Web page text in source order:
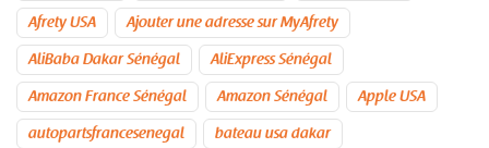
Afrety USA Ajouter une adresse sur MyAfrety
AliBaba Dakar Sénégal AliExpress Sénégal
Amazon France Sénégal Amazon Sénégal Apple USA
autopartsfrancesenegal bateau usa dakar